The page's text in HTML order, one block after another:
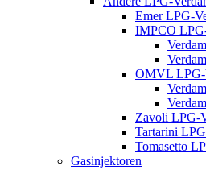
Emer LPG-
IMPCO
OMVL LPG-
Zavoli LPG-
Tartarini
Tomasetto
Gasinjektoren